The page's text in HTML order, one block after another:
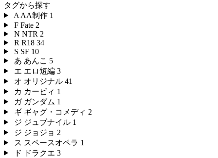
タグから探す
A AA制作 1
F Fate 2
N NTR 2
R R18 34
S SF 10
あ あんこ 5
エ エロ短編 3
オ オリジナル 41
カ カービィ 1
ガ ガンダム 1
ギ ギャグ・コメディ 2
ジ ジュブナイル 1
ジ ジョジョ 2
ス スペースオペラ 1
ド
ドラクエ 3